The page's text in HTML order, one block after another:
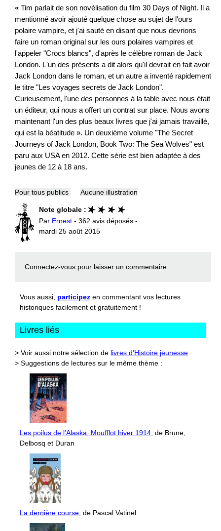
« Tim parlait de son novélisation du film 30 Days of Night. Il a
mentionné avoir ajouté quelque chose au sujet de l'ours
polaire vampire, et j'ai sauté en disant que nous devrions
faire un roman original sur les ours polaires vampires et
l'appeler "Crocs blancs", d'après le célèbre roman de Jack
London. L'un des présents a dit alors qu'il devrait en fait avoir
Jack London dans le roman, et un autre a inventé rapidement
le titre "Les voyages secrets de Jack London".
Curieusement, l'une des personnes à la table avec nous était
un éditeur, qui nous a offert un contrat sur ​​place. Nous avons
maintenant l'un des plus beaux livres que j'ai jamais travaillé,
qui est la béatitude ». Un deuxième volume "The Secret
Journeys of Jack London, Book Two: The Sea Wolves" est
paru aux USA en 2012. Cette série est bien adaptée à des
jeunes de 12 à 18 ans.
Pour tous publics Aucune illustration
Note globale :
Par Ernest- 362 avis déposés -
mardi 25 août 2015
Connectez-vous pour laisser un commentaire
Vous aussi, participez en commentant vos lectures
historiques facilement et gratuitement !
Livres liés
> Voir aussi notre sélection de livres d'Histoire jeunesse
> Suggestions de lectures sur le même thème :
Les poilus de l’Alaska, Moufflot hiver 1914, de Brune,
Delbosq et Duran
La dernière course, de Pascal Vatinel